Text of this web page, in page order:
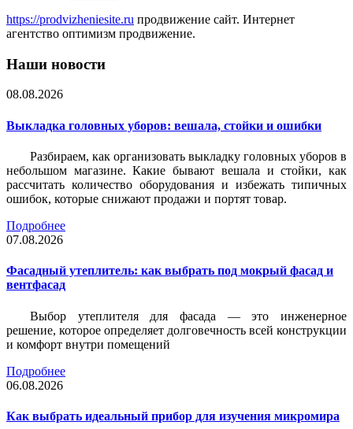
https://prodvizheniesite.ru продвижение сайт. Интернет
агентство оптимизм продвижение.
Наши новости
08.08.2026
Выкладка головных уборов: вешала, стойки и ошибки
Разбираем, как организовать выкладку головных уборов в
небольшом магазине. Какие бывают вешала и стойки, как
рассчитать количество оборудования и избежать типичных
ошибок, которые снижают продажи и портят товар.
Подробнее
07.08.2026
Фасадный утеплитель: как выбрать под мокрый фасад и
вентфасад
Выбор утеплителя для фасада — это инженерное
решение, которое определяет долговечность всей конструкции
и комфорт внутри помещений
Подробнее
06.08.2026
Как выбрать идеальный прибор для изучения микромира